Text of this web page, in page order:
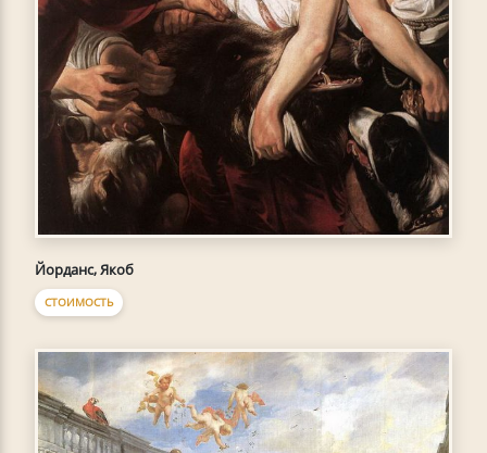
Йорданс, Якоб
СТОИМОСТЬ